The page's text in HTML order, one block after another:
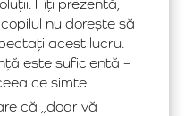
Fiți prezentă,
nu dorește să
acest lucru.
este suficientă –
ce simte.
că „doar vă